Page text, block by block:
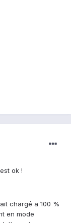
ok !
chargé a 100 %
en mode